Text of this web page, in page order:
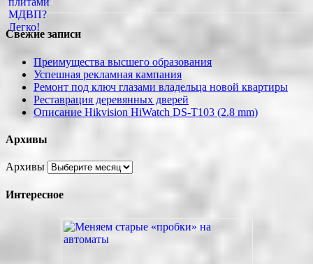
Свежие записи
Преимущества высшего образования
Успешная рекламная кампания
Ремонт под ключ глазами владельца новой квартиры
Реставрация деревянных дверей
Описание Hikvision HiWatch DS-T103 (2.8 mm)
Архивы
Архивы
Интересное